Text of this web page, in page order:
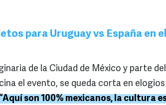
para Uruguay vs España en
de la Ciudad de México y parte
el evento, se queda corta en
son 100% mexicanos, la cultura